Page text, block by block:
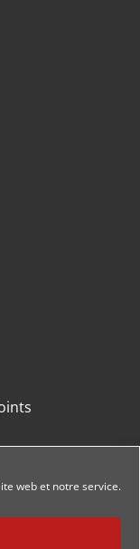
web et notre service.